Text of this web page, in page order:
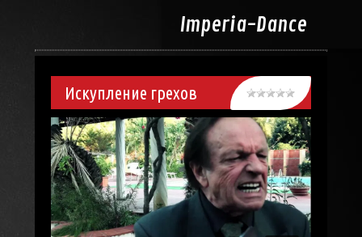
Imperia-Dance
Искупление грехов